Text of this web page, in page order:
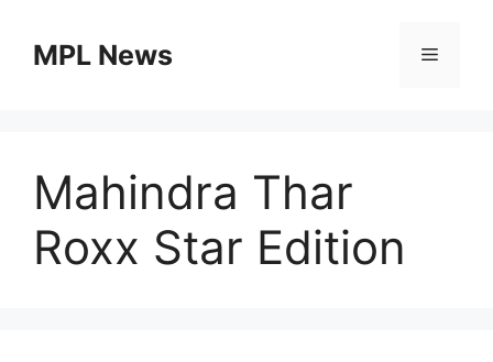
contentMPL News Menu
Mahindra Thar
Roxx Star Edition